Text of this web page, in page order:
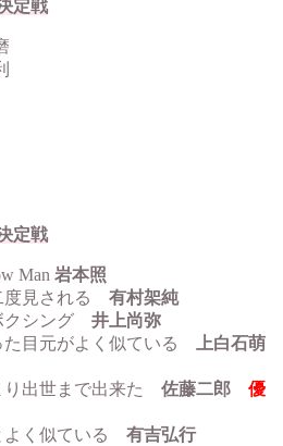
定戦
定戦
Man 岩本照
度見される 有村架純
クシング 井上尚弥
た目元がよく似ている
上白石萌
り出世まで出来た 佐藤二郎 優
よく似ている 有吉弘行